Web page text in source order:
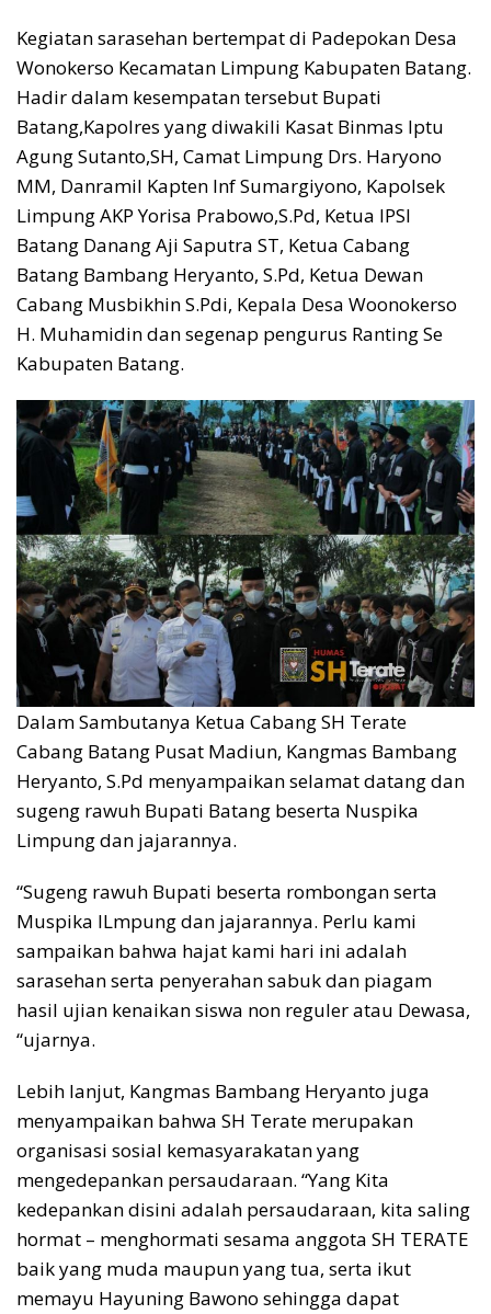
Kegiatan sarasehan bertempat di Padepokan Desa
Wonokerso Kecamatan Limpung Kabupaten Batang.
Hadir dalam kesempatan tersebut Bupati
Batang,Kapolres yang diwakili Kasat Binmas Iptu
Agung Sutanto,SH, Camat Limpung Drs. Haryono
MM, Danramil Kapten Inf Sumargiyono, Kapolsek
Limpung AKP Yorisa Prabowo,S.Pd, Ketua IPSI
Batang Danang Aji Saputra ST, Ketua Cabang
Batang Bambang Heryanto, S.Pd, Ketua Dewan
Cabang Musbikhin S.Pdi, Kepala Desa Woonokerso
H. Muhamidin dan segenap pengurus Ranting Se
Kabupaten Batang.
Dalam Sambutanya Ketua Cabang SH Terate
Cabang Batang Pusat Madiun, Kangmas Bambang
Heryanto, S.Pd menyampaikan selamat datang dan
sugeng rawuh Bupati Batang beserta Nuspika
Limpung dan jajarannya.
“Sugeng rawuh Bupati beserta rombongan serta
Muspika lLmpung dan jajarannya. Perlu kami
sampaikan bahwa hajat kami hari ini adalah
sarasehan serta penyerahan sabuk dan piagam
hasil ujian kenaikan siswa non reguler atau Dewasa,
“ujarnya.
Lebih lanjut, Kangmas Bambang Heryanto juga
menyampaikan bahwa SH Terate merupakan
organisasi sosial kemasyarakatan yang
mengedepankan persaudaraan. “Yang Kita
kedepankan disini adalah persaudaraan, kita saling
hormat – menghormati sesama anggota SH TERATE
baik yang muda maupun yang tua, serta ikut
memayu Hayuning Bawono sehingga dapat